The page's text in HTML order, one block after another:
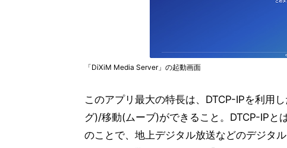
「DiXiM Media Server」の起動画面
このアプリ最大の特長は、DTCP-IPを利用
グ)/移動(ムーブ)ができること。DTCP-IPと
のことで、地上デジタル放送などのデジタ